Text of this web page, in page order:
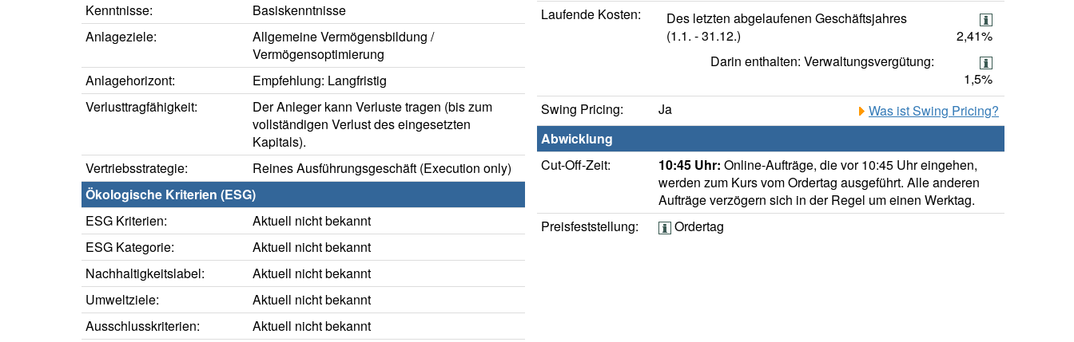
Kenntnisse:
Basiskenntnisse
Anlageziele:
Allgemeine Vermögensbildung /
Vermögensoptimierung
Anlagehorizont:
Empfehlung: Langfristig
Verlusttragfähigkeit:
Der Anleger kann Verluste tragen (bis zum
vollständigen Verlust des eingesetzten
Kapitals).
Vertriebsstrategie:
Reines Ausführungsgeschäft (Execution only)
Ökologische Kriterien (ESG)
ESG Kriterien:
Aktuell nicht bekannt
ESG Kategorie:
Aktuell nicht bekannt
Nachhaltigkeitslabel:
Aktuell nicht bekannt
Umweltziele:
Aktuell nicht bekannt
Ausschlusskriterien:
Aktuell nicht bekannt
Laufende Kosten:
Des letzten abgelaufenen Geschäftsjahres
(1.1. - 31.12.)
2,41%
Darin enthalten: Verwaltungsvergütung:
1,5%
Swing Pricing:
Ja
Was ist Swing Pricing?
Abwicklung
Cut-Off-Zeit:
10:45 Uhr: Online-Aufträge, die vor 10:45 Uhr eingehen,
werden zum Kurs vom Ordertag ausgeführt. Alle anderen
Aufträge verzögern sich in der Regel um einen Werktag.
Preisfeststellung:
Ordertag